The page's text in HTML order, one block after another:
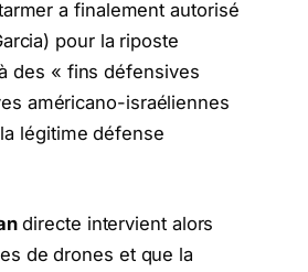
a finalement autorisé
pour la riposte
des « fins défensives
américano-israéliennes
légitime défense
directe intervient alors
de drones et que la